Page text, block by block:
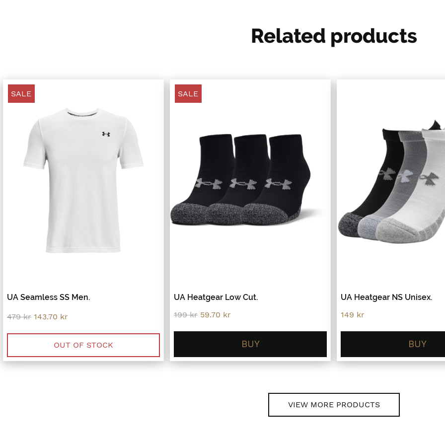
Related products
SALE
UA Seamless SS Men.
479kr Original
was:
479 kr.
143.70 kr
is:
143.70 kr.
OUT OF STOCK
SALE
UA Heatgear Low Cut.
199kr Original
was:
59.70 kr
is:
59.70 kr.
BUY
UA Heatgear NS Unisex.
149 kr
BUY
VIEW MORE PRODUCTS